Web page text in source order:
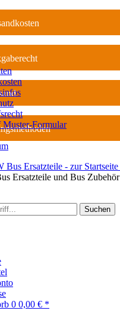
Muster-Formular
Ersatzteile und Bus Zubehör
Suchen
0 0,00 € *